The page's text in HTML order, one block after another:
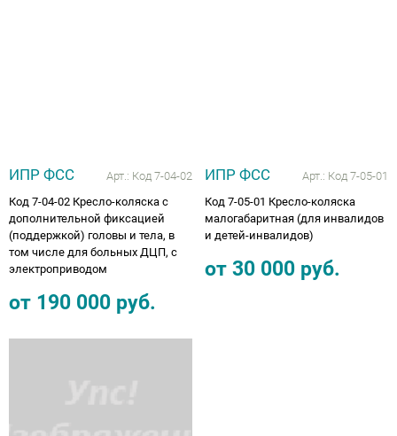
ИПР ФСС Арт.: Код 7-04-02
Код 7-04-02 Кресло-коляска с
дополнительной фиксацией
(поддержкой) головы и тела, в
том числе для больных ДЦП, с
электроприводом
от 190 000 руб.
ИПР ФСС Арт.: Код 7-05-01
Код 7-05-01 Кресло-коляска
малогабаритная (для инвалидов
и детей-инвалидов)
от 30 000 руб.